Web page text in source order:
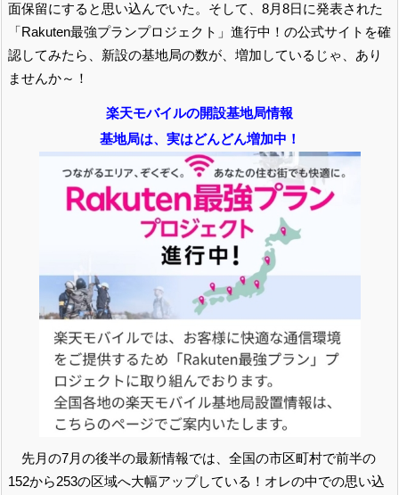
面保留にすると思い込んでいた。そして、8月8日に発表された
「Rakuten最強プランプロジェクト」進行中！の公式サイトを確
認してみたら、新設の基地局の数が、増加しているじゃ、あり
ませんか～！
楽天モバイルの開設基地局情報
基地局は、実はどんどん増加中！
先月の7月の後半の最新情報では、全国の市区町村で前半の
152から253の区域へ大幅アップしている！オレの中での思い込